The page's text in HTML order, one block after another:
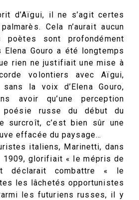
d’Aïgui, il ne s’agit certes
Cela n’aurait aucun
sont profondément
Gouro a été longtemps
rien ne justifiait une mise à
volontiers avec Aïgui,
la voix d’Elena Gouro,
avoir qu’une perception
russe du début du
surcroît, c’est bien sûr une
effacée du paysage…
italiens, Marinetti, dans
1909, glorifiait « le mépris de
déclarait combattre « le
les lâchetés opportunistes
les futuriens russes, il y